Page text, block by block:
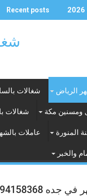
Recent posts
الرياض شغالات
ومسنين مكة شغالات
المنورة عاملات
والخبر
0594158368